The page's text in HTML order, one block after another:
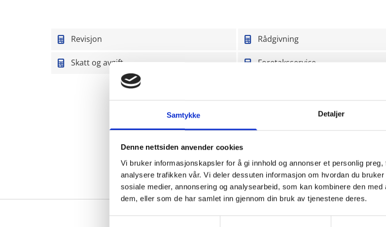
Samtykke Detaljer
Denne nettsiden anvender cookies
Vi bruker informasjonskapsler for å gi innhold og annonser et personlig
analysere trafikken vår. Vi deler dessuten informasjon om hvordan du
sosiale medier, annonsering og analysearbeid, som kan kombinere den
dem, eller som de har samlet inn gjennom din bruk av tjenestene deres.
Revisjon Rådgivning
Skatt og avgift Foretaksservice
Inter Revisor har utført revisortjenester i over 30